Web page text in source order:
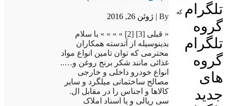
تلگرام که
گروه
تلگرام
گروه
های
جدید
By | ژوئن 26, 2016
« قبلی [3] [2] » » » » با سلام
بدینوسیله از آندسته همکاران
محترمی که توان تامین انواع مواد
غذائی مانند شکر برنج روغن و…..
انواع خودرو داخلی و خارجی
مصالح ساختمانی میلگرد و سایر
کالاها و اجناس را در مقابل ال.
سی ریالی و یا اسناد املاک